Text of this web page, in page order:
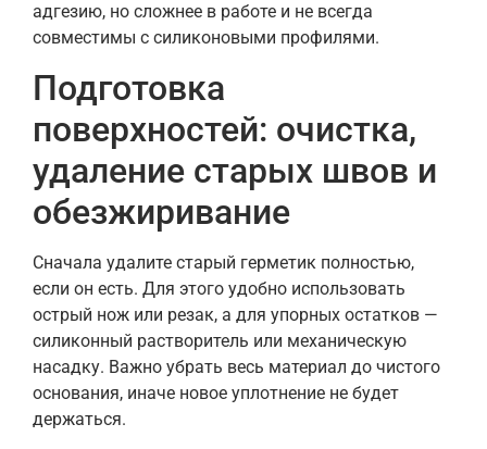
адгезию, но сложнее в работе и не всегда
совместимы с силиконовыми профилями.
Подготовка
поверхностей: очистка,
удаление старых швов и
обезжиривание
Сначала удалите старый герметик полностью,
если он есть. Для этого удобно использовать
острый нож или резак, а для упорных остатков —
силиконный растворитель или механическую
насадку. Важно убрать весь материал до чистого
основания, иначе новое уплотнение не будет
держаться.